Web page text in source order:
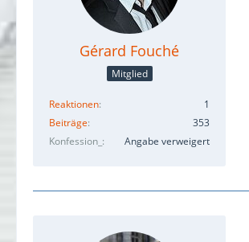
Gérard Fouché
Mitglied
Reaktionen
1
Beiträge
353
Konfession_
Angabe verweigert